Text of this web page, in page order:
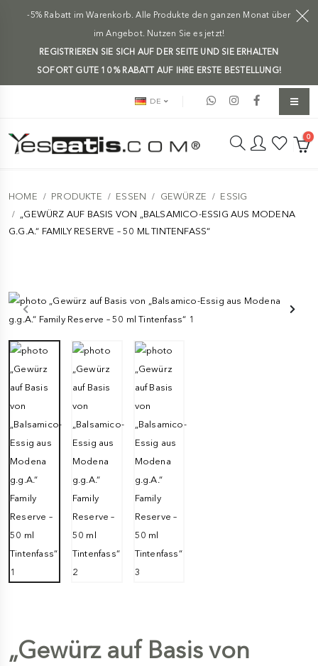
-5% Rabatt im Warenkorb. Alle Produkte den ganzen Monat über
im Angebot. Nutzen Sie es jetzt!
REGISTRIEREN SIE SICH AUF DER SEITE UND SIE ERHALTEN
SOFORT GUTE 10 % RABATT AUF IHRE ERSTE BESTELLUNG!
DE
0
HOME PRODUKTE ESSEN GEWÜRZE
ESSIG
„GEWÜRZ AUF BASIS VON „BALSAMICO-ESSIG AUS MODENA
G.G.A.“ FAMILY RESERVE – 50 ML TINTENFASS“
„Gewürz auf Basis von